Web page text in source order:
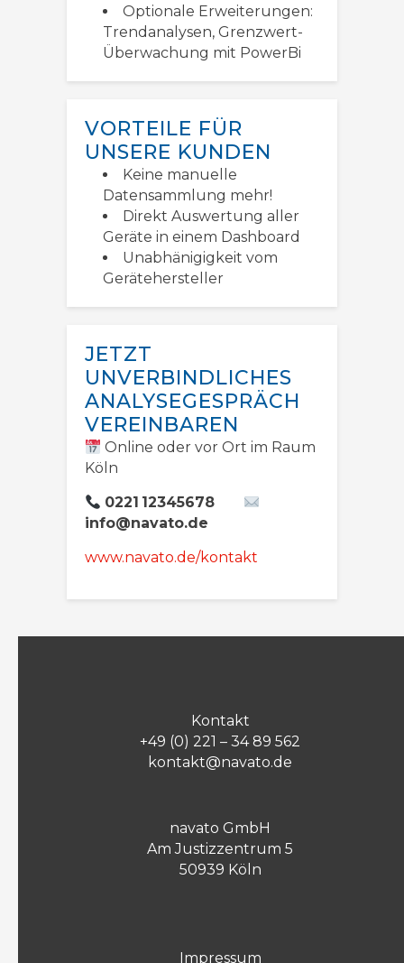
Optionale Erweiterungen:
Trendanalysen, Grenzwert-
Überwachung mit PowerBi
VORTEILE FÜR
UNSERE KUNDEN
Keine manuelle
Datensammlung mehr!
Direkt Auswertung aller
Geräte in einem Dashboard
Unabhänigigkeit vom
Gerätehersteller
JETZT
UNVERBINDLICHES
ANALYSEGESPRÄCH
VEREINBAREN
Online oder vor Ort im Raum
Köln
0221 12345678
info@navato.de
www.navato.de/kontakt
Kontakt
+49 (0) 221 – 34 89 562
kontakt@navato.de
navato GmbH
Am Justizzentrum 5
50939 Köln
Impressum